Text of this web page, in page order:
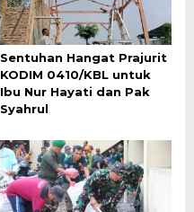
Sentuhan Hangat Prajurit
KODIM 0410/KBL untuk
Ibu Nur Hayati dan Pak
Syahrul